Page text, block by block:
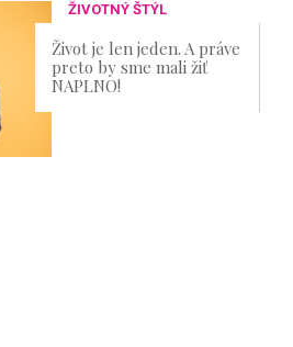
ŽIVOTNÝ ŠTÝL
Život je len jeden. A práve
preto by sme mali žiť
NAPLNO!